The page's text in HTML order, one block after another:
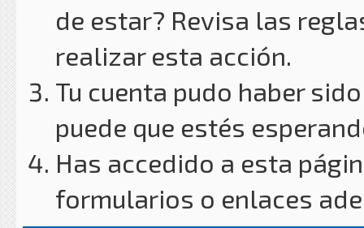
de estar? Revisa las
realizar esta acción.
Tu cuenta pudo haber
puede que estés
Has accedido a esta
formularios o enlaces